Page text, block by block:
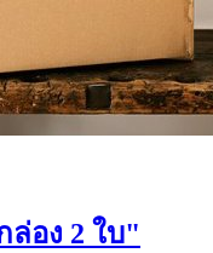
อง 2 ใบ"